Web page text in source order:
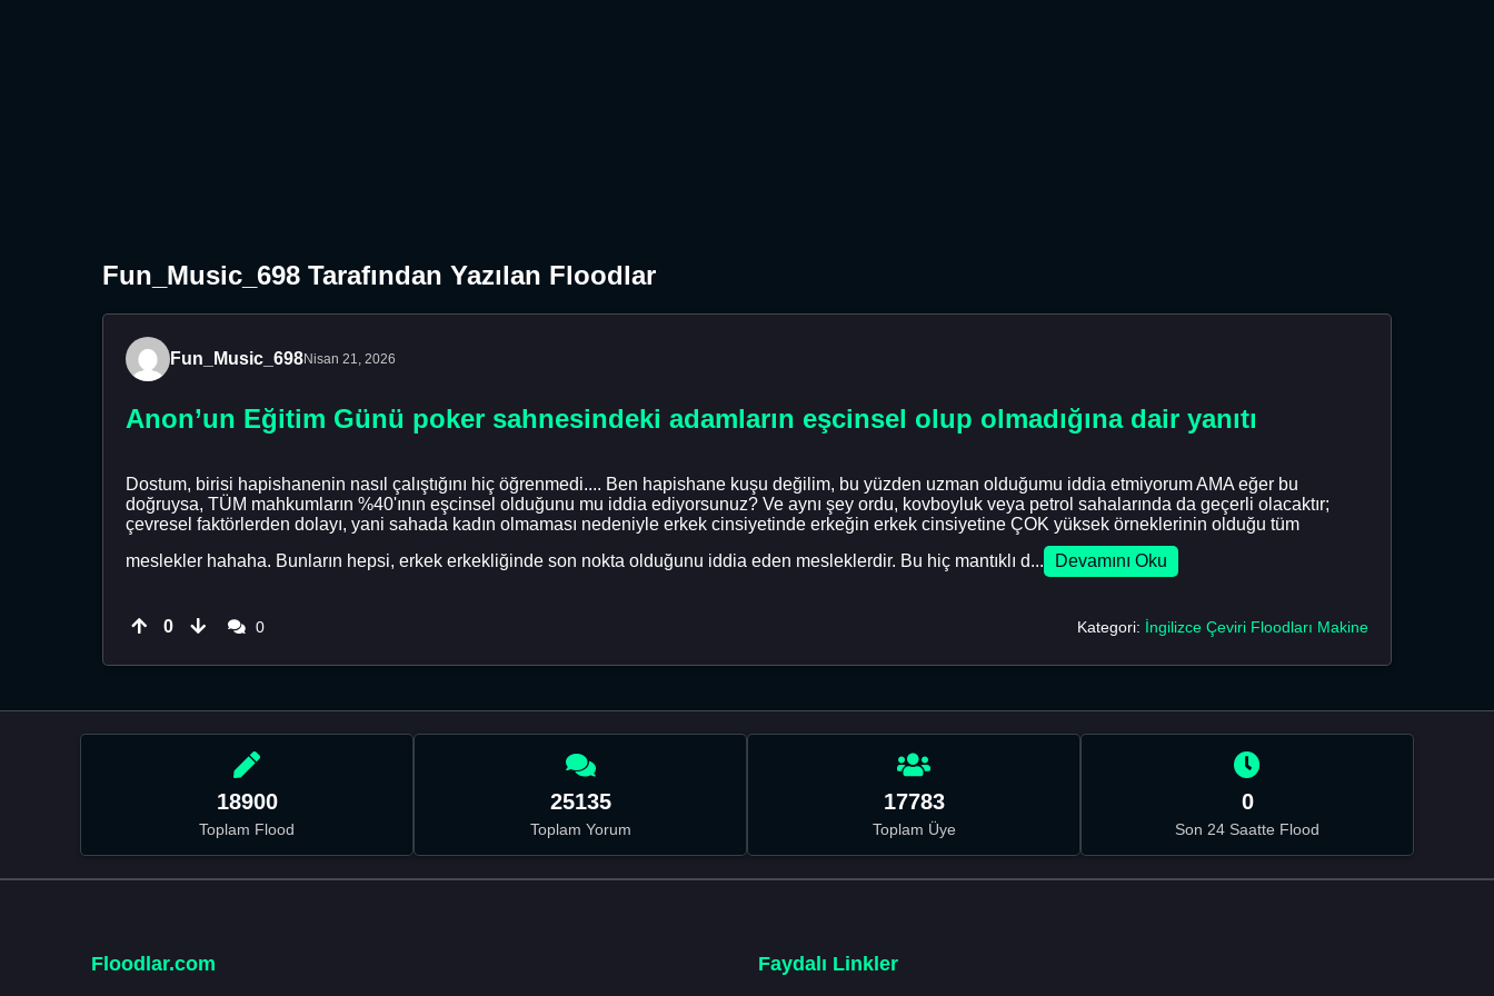
Fun_Music_698 Tarafından Yazılan Floodlar
Fun_Music_698Nisan 21, 2026
Anon’un Eğitim Günü poker sahnesindeki adamların eşcinsel olup olmadığına dair yanıtı
Dostum, birisi hapishanenin nasıl çalıştığını hiç öğrenmedi.... Ben hapishane kuşu değilim, bu yüzden uzman olduğumu iddia etmiyorum AMA eğer bu
doğruysa, TÜM mahkumların %40'ının eşcinsel olduğunu mu iddia ediyorsunuz? Ve aynı şey ordu, kovboyluk veya petrol sahalarında da geçerli olacaktır;
çevresel faktörlerden dolayı, yani sahada kadın olmaması nedeniyle erkek cinsiyetinde erkeğin erkek cinsiyetine ÇOK yüksek örneklerinin olduğu tüm
meslekler hahaha. Bunların hepsi, erkek erkekliğinde son nokta olduğunu iddia eden mesleklerdir. Bu hiç mantıklı d...
Devamını Oku
0 0 Kategori: İngilizce Çeviri Floodları Makine
18900
Toplam Flood
25135
Toplam Yorum
17783
Toplam Üye
0
Son 24 Saatte Flood
Floodlar.com Faydalı Linkler